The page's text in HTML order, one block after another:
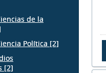
de la
Política [2]
[2]